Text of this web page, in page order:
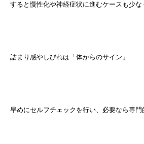
すると慢性化や神経症状に進むケースも少な
詰まり感やしびれは「体からのサイン」
早めにセルフチェックを行い、必要なら専門